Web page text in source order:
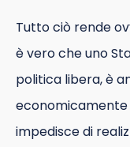
Tutto ciò rende
è vero che uno
politica libera, è
economicamente
impedisce di